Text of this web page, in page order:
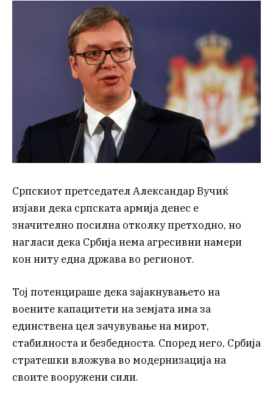
Српскиот претседател Александар Вучиќ
изјави дека српската армија денес е
значително посилна отколку претходно, но
нагласи дека Србија нема агресивни намери
кон ниту една држава во регионот.
Тој потенцираше дека зајакнувањето на
воените капацитети на земјата има за
единствена цел зачувување на мирот,
стабилноста и безбедноста. Според него, Србија
стратешки вложува во модернизација на
своите вооружени сили.